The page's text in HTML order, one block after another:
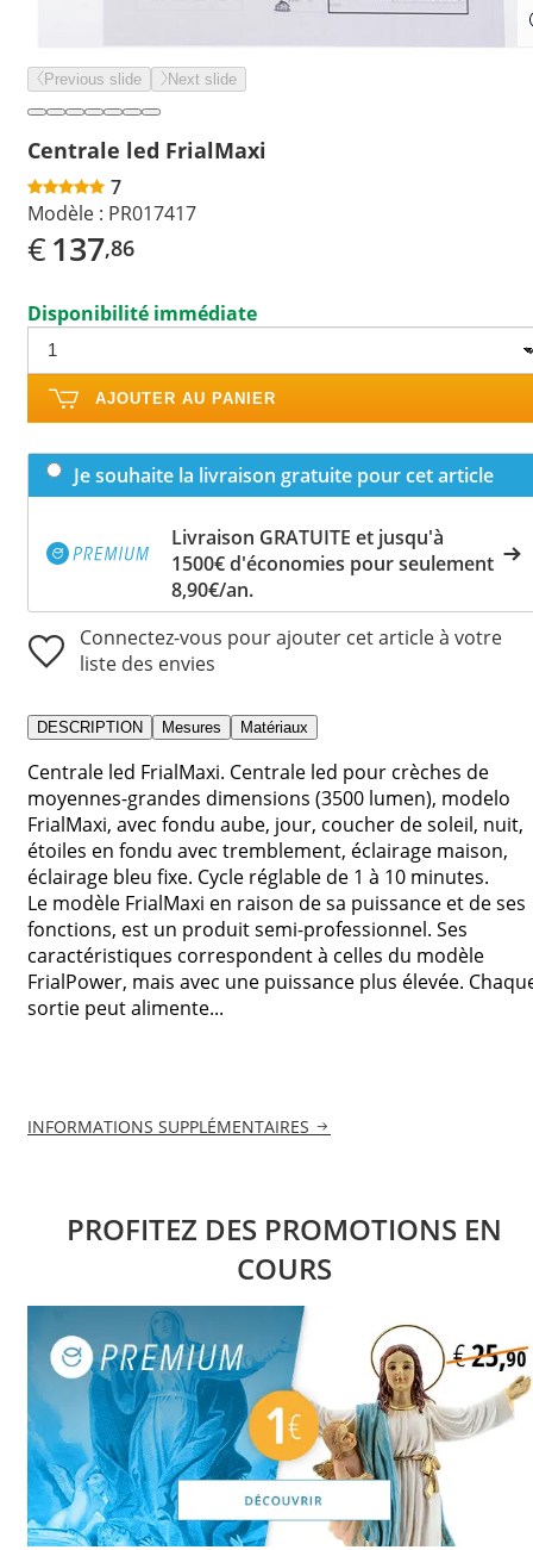
Previous slide Next slide
Centrale led FrialMaxi
7
Modèle : PR017417
€137,86
Disponibilité immédiate
AJOUTER AU PANIER
Je souhaite la livraison gratuite pour cet article
Livraison GRATUITE et jusqu'à
1500€ d'économies pour seulement
8,90€/an.
Connectez-vous pour ajouter cet article à votre
liste des envies
DESCRIPTION Mesures Matériaux
Centrale led FrialMaxi. Centrale led pour crèches de
moyennes-grandes dimensions (3500 lumen), modelo
FrialMaxi, avec fondu aube, jour, coucher de soleil, nuit,
étoiles en fondu avec tremblement, éclairage maison,
éclairage bleu fixe. Cycle réglable de 1 à 10 minutes.
Le modèle FrialMaxi en raison de sa puissance et de ses
fonctions, est un produit semi-professionnel. Ses
caractéristiques correspondent à celles du modèle
FrialPower, mais avec une puissance plus élevée.
sortie peut alimente...
INFORMATIONS SUPPLÉMENTAIRES
PROFITEZ DES PROMOTIONS EN
COURS